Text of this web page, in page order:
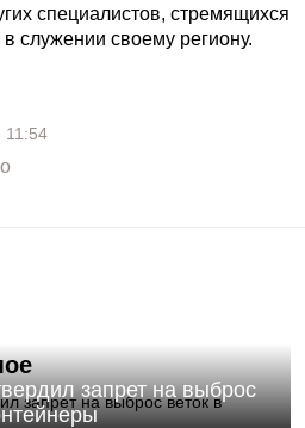
специалистов, стремящихся
служении своему региону.
11:54
запрет на выброс